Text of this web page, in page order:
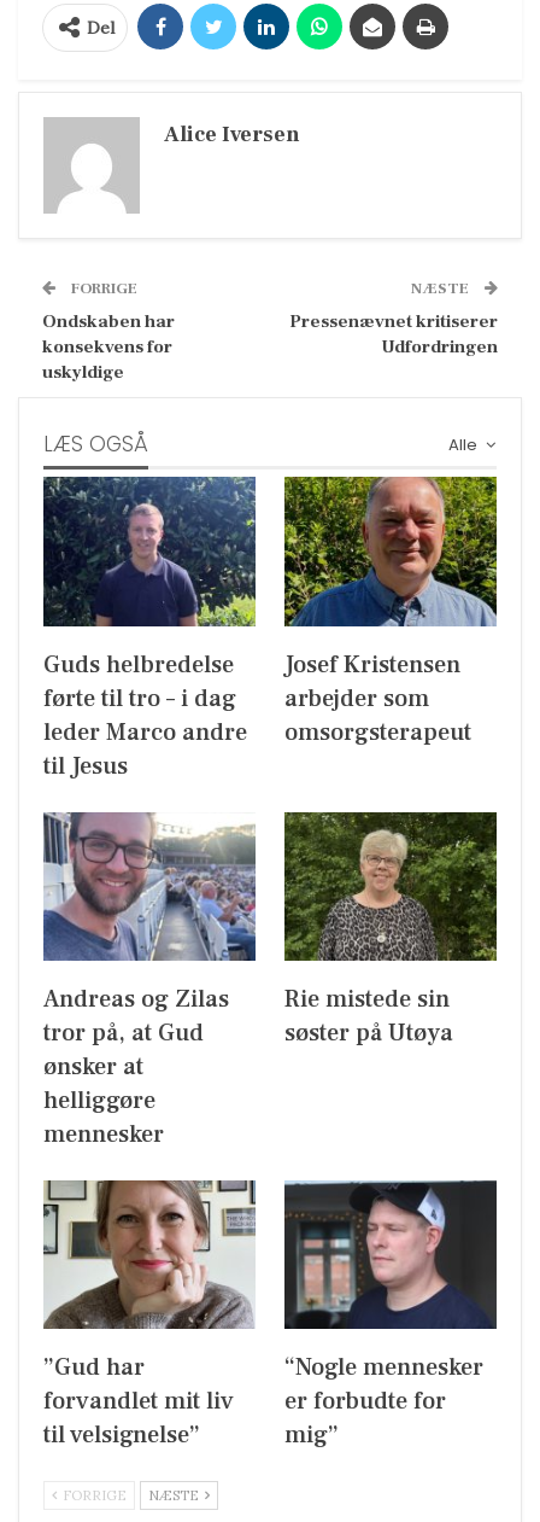
Del
Alice Iversen
FORRIGE
Ondskaben har
konsekvens for
uskyldige
NÆSTE
Pressenævnet kritiserer
Udfordringen
Alle
LÆS OGSÅ
Guds helbredelse
førte til tro – i dag
leder Marco andre
til Jesus
Josef Kristensen
arbejder som
omsorgsterapeut
Andreas og Zilas
tror på, at Gud
ønsker at
helliggøre
mennesker
Rie mistede sin
søster på Utøya
”Gud har
forvandlet mit liv
til velsignelse”
“Nogle mennesker
er forbudte for
mig”
FORRIGE NÆSTE